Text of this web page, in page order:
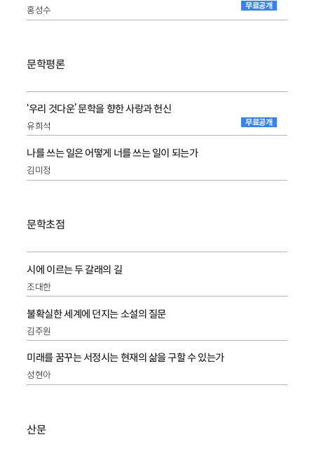
홍성수 무료공개
문학평론
‘우리 것다운’ 문학을 향한 사랑과 헌신
유희석 무료공개
나를 쓰는 일은 어떻게 너를 쓰는 일이 되는가
김미정
문학초점
시에 이르는 두 갈래의 길
조대한
불확실한 세계에 던지는 소설의 질문
김주원
미래를 꿈꾸는 서정시는 현재의 삶을 구할 수 있는가
성현아
산문